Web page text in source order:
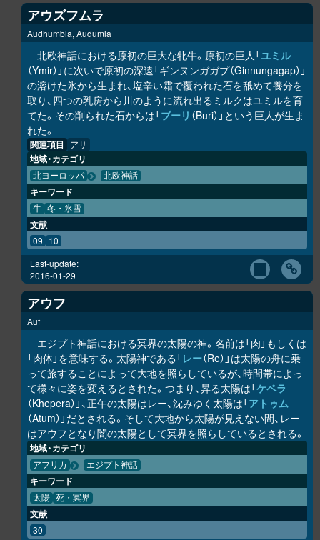
アウズフムラ
Audhumbla, Audumla
北欧神話における原初の巨大な牝牛。原初の巨人「ユミル
（Ymir）」に次いで原初の深遠「ギンヌンガガプ（Ginnungagap）」
の溶けた氷から生まれ、塩辛い霜で覆われた石を舐めて養分を
取り、四つの乳房から川のように流れ出るミルクはユミルを育
てた。その削られた石からは「ブーリ （Buri）」という巨人が生ま
れた。
関連項目 アサ
地域・カテゴリ
北ヨーロッパ 北欧神話
キーワード
牛 冬・氷雪
文献
09 10
Last-update:
2016-01-29
アウフ
Auf
エジプト神話における冥界の太陽の神。名前は「肉」もしくは
「肉体」を意味する。太陽神である「レー（Re）」は太陽の舟に乗
って旅することによって大地を照らしているが、時間帯によっ
て様々に姿を変えるとされた。つまり、昇る太陽は「ケペラ
（Khepera）」、正午の太陽はレー、沈みゆく太陽は「アトゥム
（Atum）」だとされる。そして大地から太陽が見えない間、レー
はアウフとなり闇の太陽として冥界を照らしているとされる。
地域・カテゴリ
アフリカ エジプト神話
キーワード
太陽 死・冥界
文献
30